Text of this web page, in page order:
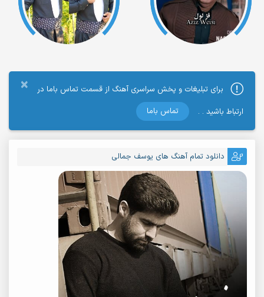
×
برای تبلیغات و پخش سراسری آهنگ از قسمت تماس باما در
ارتباط باشید . .
تماس باما
دانلود تمام آهنگ های یوسف جمالی